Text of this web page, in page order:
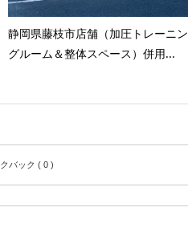
静岡県藤枝市店舗（加圧トレーニン
グルーム＆整体スペース）併用...
クバック ( 0 )